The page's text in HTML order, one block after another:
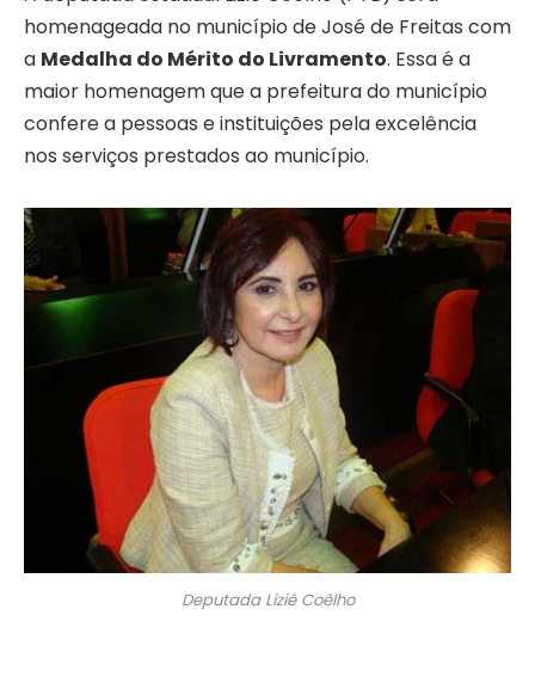
homenageada no município de José de Freitas com
a Medalha do Mérito do Livramento. Essa é a
maior homenagem que a prefeitura do município
confere a pessoas e instituições pela excelência
nos serviços prestados ao município.
Deputada Liziê Coêlho